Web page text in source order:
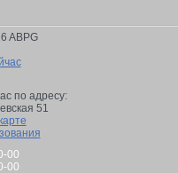
ABPG
по адресу:
51
00
00